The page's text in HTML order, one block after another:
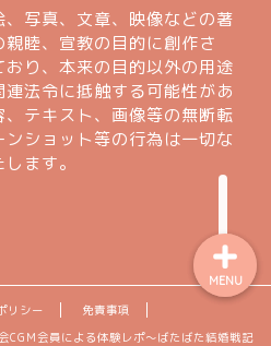
写真、文章、映像などの著
睦、宣教の目的に創作さ
り、本来の目的以外の用途
法令に抵触する可能性があ
テキスト、画像等の無断転
ショット等の行為は一切な
ます。
リシー
免責事項
会員による体験レポ〜ばたばた結婚戦記
MENU
profile
著作権について
い合わせフォーム